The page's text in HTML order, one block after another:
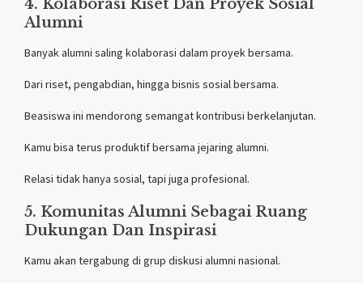
4. Kolaborasi Riset Dan Proyek Sosial
Alumni
Banyak alumni saling kolaborasi dalam proyek bersama.
Dari riset, pengabdian, hingga bisnis sosial bersama.
Beasiswa ini mendorong semangat kontribusi berkelanjutan.
Kamu bisa terus produktif bersama jejaring alumni.
Relasi tidak hanya sosial, tapi juga profesional.
5. Komunitas Alumni Sebagai Ruang
Dukungan Dan Inspirasi
Kamu akan tergabung di grup diskusi alumni nasional.